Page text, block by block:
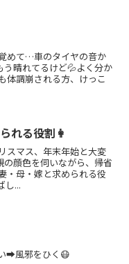
めて…車のタイヤの音か
う晴れてるけど💦よく分か
体調崩される方、けっこ
れる役割👩
スマス、年末年始と大変
顔色を伺いながら、帰省
・母・嫁と求められる役
し...
➡︎風邪をひく😷